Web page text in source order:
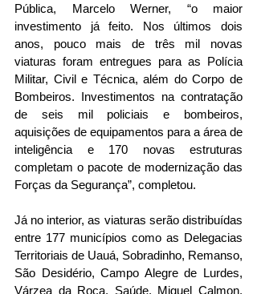
Pública, Marcelo Werner, “o maior
investimento já feito. Nos últimos dois
anos, pouco mais de três mil novas
viaturas foram entregues para as Polícia
Militar, Civil e Técnica, além do Corpo de
Bombeiros. Investimentos na contratação
de seis mil policiais e bombeiros,
aquisições de equipamentos para a área de
inteligência e 170 novas estruturas
completam o pacote de modernização das
Forças da Segurança”, completou.
Já no interior, as viaturas serão distribuídas
entre 177 municípios como as Delegacias
Territoriais de Uauá, Sobradinho, Remanso,
São Desidério, Campo Alegre de Lurdes,
Várzea da Roça, Saúde, Miguel Calmon,